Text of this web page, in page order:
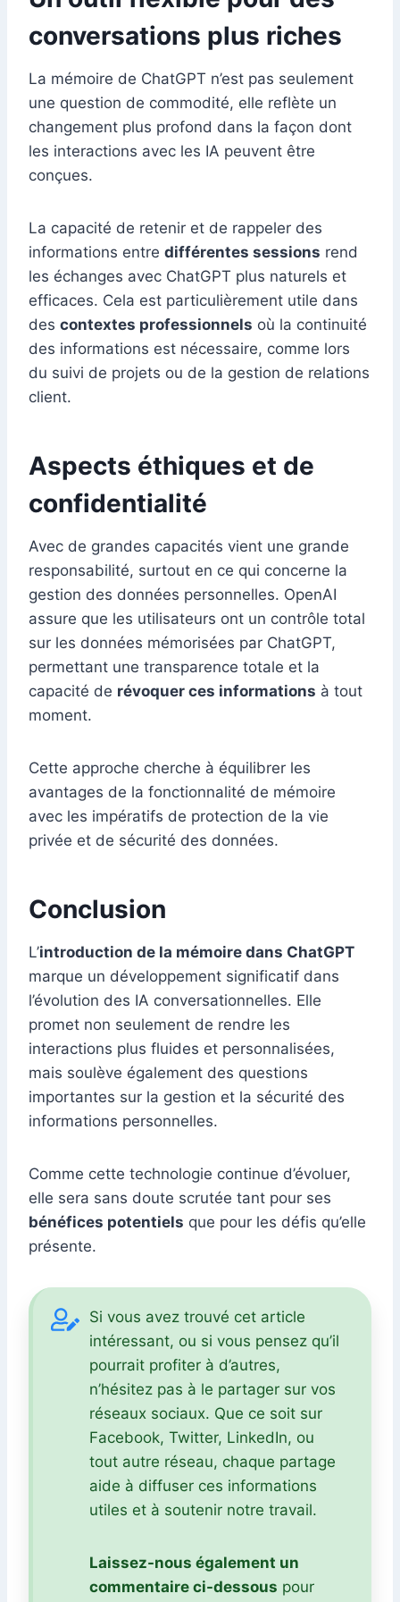
conversations plus riches
La mémoire de ChatGPT n’est pas seulement
une question de commodité, elle reflète un
changement plus profond dans la façon dont
les interactions avec les IA peuvent être
conçues.
La capacité de retenir et de rappeler des
informations entre différentes sessions rend
les échanges avec ChatGPT plus naturels et
efficaces. Cela est particulièrement utile dans
des contextes professionnels où la continuité
des informations est nécessaire, comme lors
du suivi de projets ou de la gestion de relations
client.
Aspects éthiques et de
confidentialité
Avec de grandes capacités vient une grande
responsabilité, surtout en ce qui concerne la
gestion des données personnelles. OpenAI
assure que les utilisateurs ont un contrôle total
sur les données mémorisées par ChatGPT,
permettant une transparence totale et la
capacité de révoquer ces informations à tout
moment.
Cette approche cherche à équilibrer les
avantages de la fonctionnalité de mémoire
avec les impératifs de protection de la vie
privée et de sécurité des données.
Conclusion
L’introduction de la mémoire dans ChatGPT
marque un développement significatif dans
l’évolution des IA conversationnelles. Elle
promet non seulement de rendre les
interactions plus fluides et personnalisées,
mais soulève également des questions
importantes sur la gestion et la sécurité des
informations personnelles.
Comme cette technologie continue d’évoluer,
elle sera sans doute scrutée tant pour ses
bénéfices potentiels que pour les défis qu’elle
présente.
Si vous avez trouvé cet article
intéressant, ou si vous pensez qu’il
pourrait profiter à d’autres,
n’hésitez pas à le partager sur vos
réseaux sociaux. Que ce soit sur
Facebook, Twitter, LinkedIn, ou
tout autre réseau, chaque partage
aide à diffuser ces informations
utiles et à soutenir notre travail.
Laissez-nous également un
commentaire ci-dessous pour